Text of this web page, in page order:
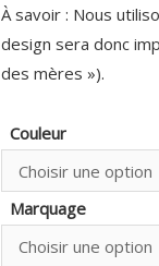
À savoir : Nous
design sera donc
des mères »).
Couleur
Marquage